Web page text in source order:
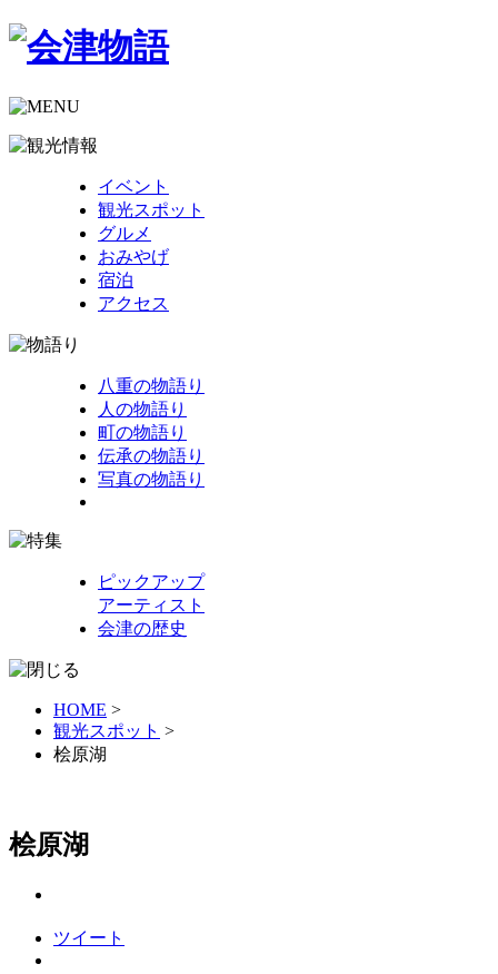
イベント
観光スポット
グルメ
おみやげ
宿泊
アクセス
八重の物語り
人の物語り
町の物語り
伝承の物語り
写真の物語り
ピックアップ
アーティスト
会津の歴史
HOME >
観光スポット >
桧原湖
桧原湖
ツイート